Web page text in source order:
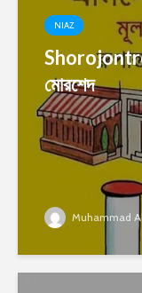
NIAZ
মোরশেদ
Muhammad